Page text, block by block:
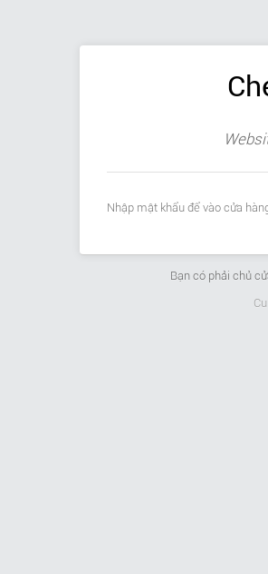
Nhập mật khẩu để vào cửa
Bạn có phải chủ